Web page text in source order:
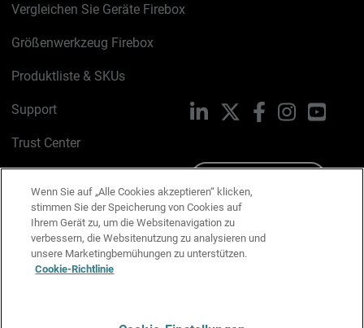
Vergleichen Sie Geräte Firebox
Größenwerkzeug Firebox
Produktliste & SKUs
Support
Trust Center
Cookie-Richtlinie
Datenschutzrichtlinie
Media & Brand Kit
LinkedIn FacebookInstagram
Wenn Sie auf „Alle Cookies akzeptieren“ klicken,
stimmen Sie der Speicherung von Cookies auf
Ihrem Gerät zu, um die Websitenavigation zu
verbessern, die Websitenutzung zu analysieren und
unsere Marketingbemühungen zu unterstützen.
Cookie-Richtlinie